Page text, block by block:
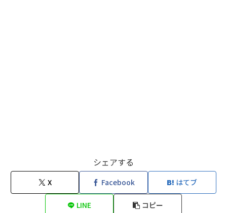
シェアする
X Facebook はてブ
LINE コピー